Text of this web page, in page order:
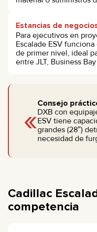
Estancias de
Para ejecutivos en
Escalade ESV
de primer nivel, ideal
entre JLT, Business
«Consejo
DXB con
ESV tiene
grandes (28″)
necesidad de
Cadillac
competencia